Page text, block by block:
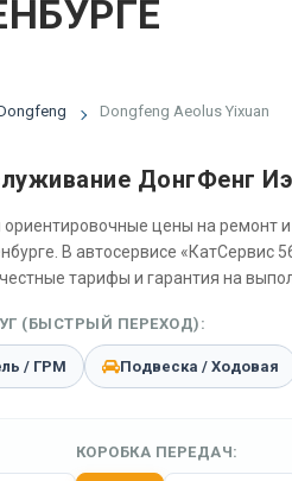
Dongfeng Aeolus Yixuan
ДонгФенг
цены на ремонт
В автосервисе «КатСервис
тарифы и гарантия на
(БЫСТРЫЙ ПЕРЕХОД):
/ ГРМ Подвеска / Ходовая
КОРОБКА ПЕРЕДАЧ: